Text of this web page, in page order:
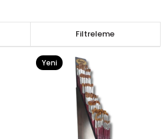
Filtreleme
Yeni